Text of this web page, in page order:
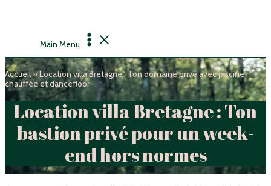
Main Menu
Accueil»Location villa Bretagne : Ton domaine privé avec piscine
chauffée et dancefloor
Location villa Bretagne : Ton
bastion privé pour un week-
end hors normes